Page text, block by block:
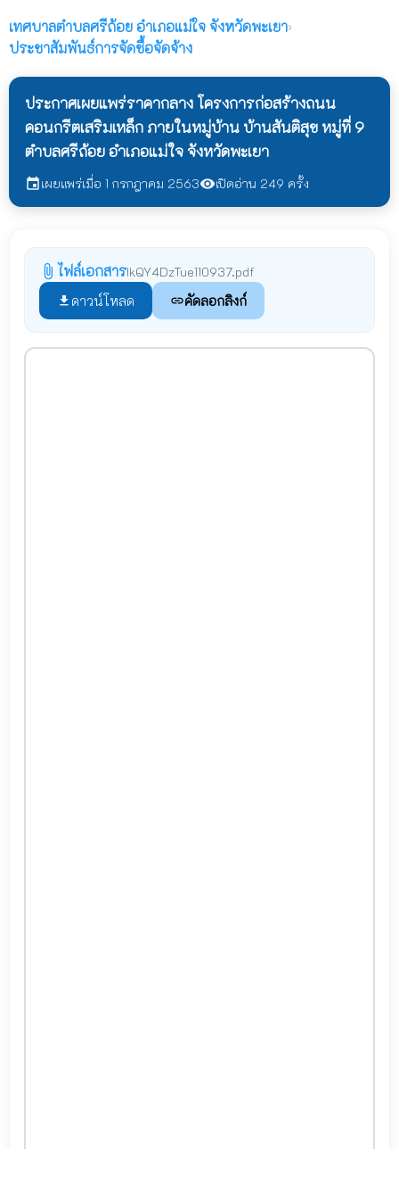
เทศบาลตำบลศรีถ้อย อำเภอแม่ใจ จังหวัดพะเยา›
ประชาสัมพันธ์การจัดชื้อจัดจ้าง
ประกาศเผยแพร่ราคากลาง โครงการก่อสร้างถนน
คอนกรีตเสริมเหล็ก ภายในหมู่บ้าน บ้านสันติสุข หมู่ที่ 9
ตำบลศรีถ้อย อำเภอแม่ใจ จังหวัดพะเยา
eventเผยแพร่เมื่อ 1 กรกฎาคม 2563visibilityเปิดอ่าน 249 ครั้ง
attach_file ไฟล์เอกสารIkQY4DzTue110937.pdf
file_download ดาวน์โหลด linkคัดลอกลิงก์